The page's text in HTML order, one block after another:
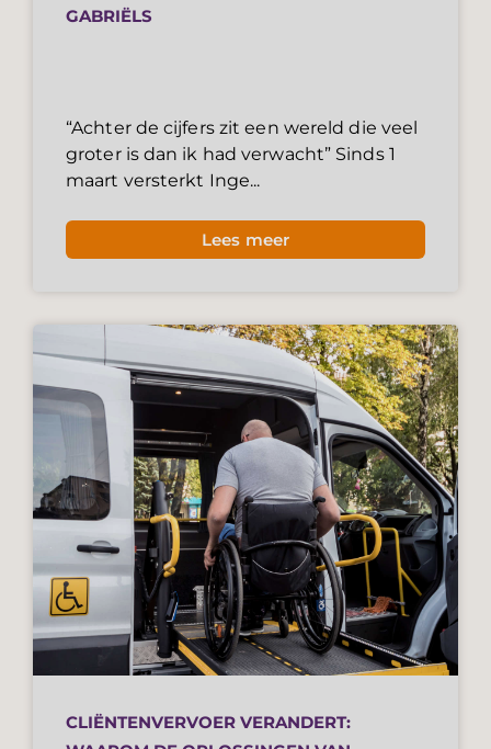
GABRIËLS
“Achter de cijfers zit een wereld die veel
groter is dan ik had verwacht” Sinds 1
maart versterkt Inge...
Lees meer
CLIËNTENVERVOER VERANDERT: